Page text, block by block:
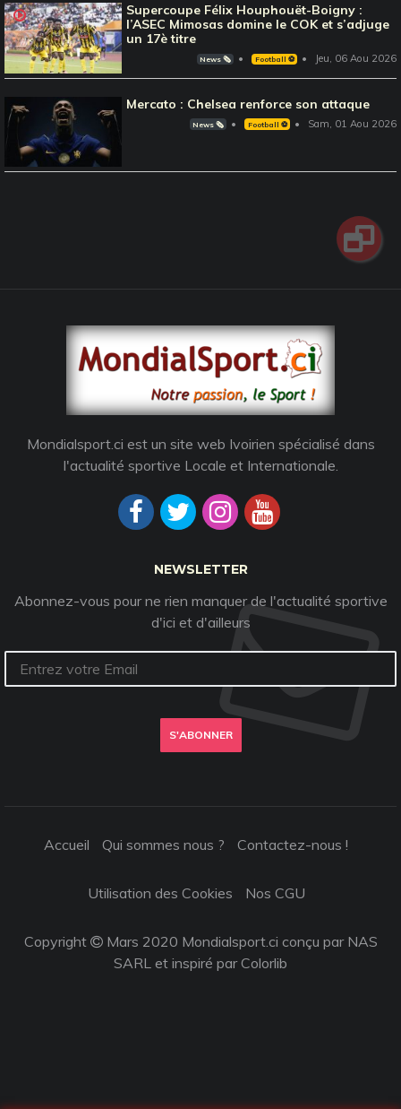
Supercoupe Félix Houphouët-Boigny :
l’ASEC Mimosas domine le COK et s’adjuge
un 17è titre
News 🗞️ Football ⚽️ Jeu, 06 Aou 2026
Mercato : Chelsea renforce son attaque
News 🗞️ Football ⚽️ Sam, 01 Aou 2026
Mondialsport.ci est un site web Ivoirien spécialisé dans
l'actualité sportive Locale et Internationale.
NEWSLETTER
Abonnez-vous pour ne rien manquer de l'actualité sportive
d'ici et d'ailleurs
S'ABONNER
Accueil Qui sommes nous ? Contactez-nous !
Utilisation des Cookies Nos CGU
Copyright
Mars 2020 Mondialsport.ci conçu par NAS
SARL et inspiré parColorlib